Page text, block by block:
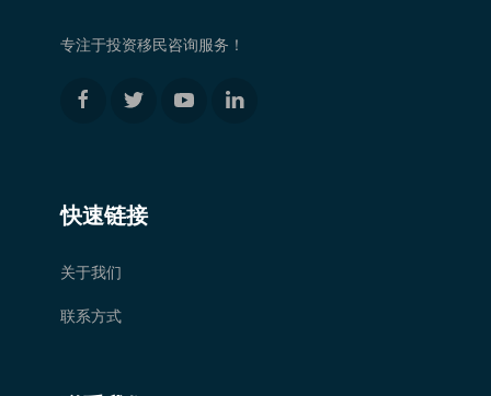
专注于投资移民咨询服务！
快速链接
关于我们
联系方式